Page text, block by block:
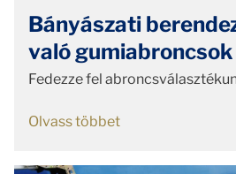
Bányászati
való gumiabroncsok
Fedezze fel
Olvass többet